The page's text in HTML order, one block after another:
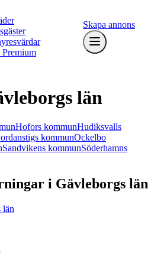
Premium
Skapa annons
län
Hofors kommunHudiksvalls
kommunOckelbo
Sandvikens kommunSöderhamns
i Gävleborgs län
län